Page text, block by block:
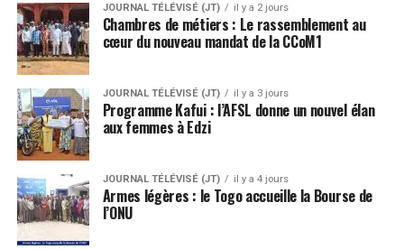
JOURNAL TÉLÉVISÉ (JT) il y a 2 jours
Chambres de métiers : Le rassemblement au
cœur du nouveau mandat de la CCoM1
JOURNAL TÉLÉVISÉ (JT) il y a 3 jours
Programme Kafui : l’AFSL donne un nouvel élan
aux femmes à Edzi
JOURNAL TÉLÉVISÉ (JT) il y a 4 jours
Armes légères : le Togo accueille la Bourse de
l’ONU